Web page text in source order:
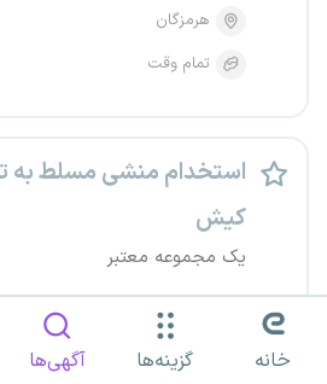
هرمزگان
تمام وقت
استخدام منشی مسلط به
کیش
یک مجموعه معتبر
منقضی شده
هرمزگان
خانه گزینه‌ها آگهی‌ها